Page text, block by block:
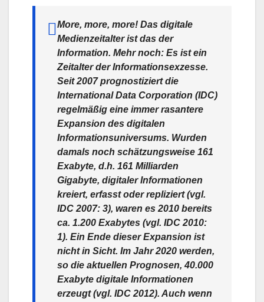
More, more, more! Das digitale
Medienzeitalter ist das der
Information. Mehr noch: Es ist ein
Zeitalter der Informationsexzesse.
Seit 2007 prognostiziert die
International Data Corporation (IDC)
regelmäßig eine immer rasantere
Expansion des digitalen
Informationsuniversums. Wurden
damals noch schätzungsweise 161
Exabyte, d.h. 161 Milliarden
Gigabyte, digitaler Informationen
kreiert, erfasst oder repliziert (vgl.
IDC 2007: 3), waren es 2010 bereits
ca. 1.200 Exabytes (vgl. IDC 2010:
1). Ein Ende dieser Expansion ist
nicht in Sicht. Im Jahr 2020 werden,
so die aktuellen Prognosen, 40.000
Exabyte digitale Informationen
erzeugt (vgl. IDC 2012). Auch wenn